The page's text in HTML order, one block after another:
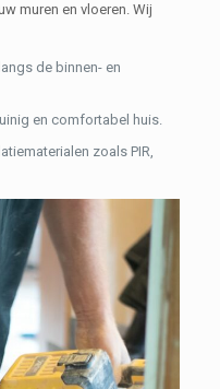
muren en vloeren. Wij
de binnen- en
en comfortabel huis.
zoals PIR,